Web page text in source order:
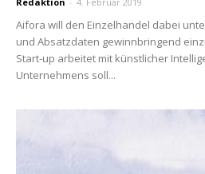
Aifora will den Einzelhandel dabei
und Absatzdaten gewinnbringend
Start-up arbeitet mit künstlicher
Unternehmens soll...